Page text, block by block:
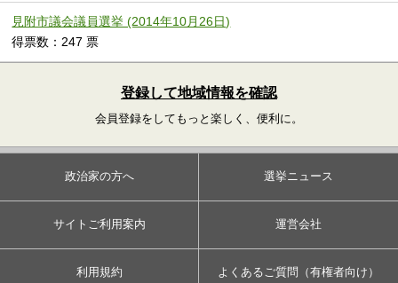
見附市議会議員選挙 (2014年10月26日)
得票数：247 票
登録して地域情報を確認
会員登録をしてもっと楽しく、便利に。
政治家の方へ 選挙ニュース
サイトご利用案内 運営会社
利用規約 よくあるご質問（有権者向け）